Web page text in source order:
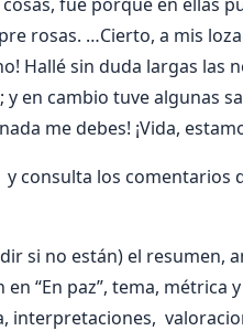
rosas. …Cierto, a mis
Hallé sin duda largas las
en cambio tuve algunas
me debes! ¡Vida,
consulta los comentarios
si no están) el resumen,
“En paz”, tema, métrica
interpretaciones,